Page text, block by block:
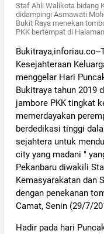
Staf Ahli Walikota bidang
didampingi Asmawati
Bukit Raya menekan
PKK bertempat di
Bukitraya,inforiau.co--
Kesejahteraan
menggelar Hari
Bukitraya tahun 2019
jambore PKK tingkat
memerdayakan
berdedikasi tinggi
sejahtera untuk
city yang madani "
Pekanbaru diwakili
Kemasyarakatan dan
dengan penekanan
Camat, Senin (29/7/
Hadir pada hari